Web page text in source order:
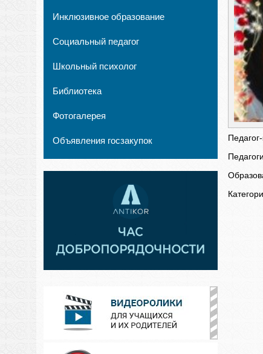
Инклюзивное образование
Социальный педагог
Школьный психолог
Библиотека
Фотогалерея
Объявления госзакупок